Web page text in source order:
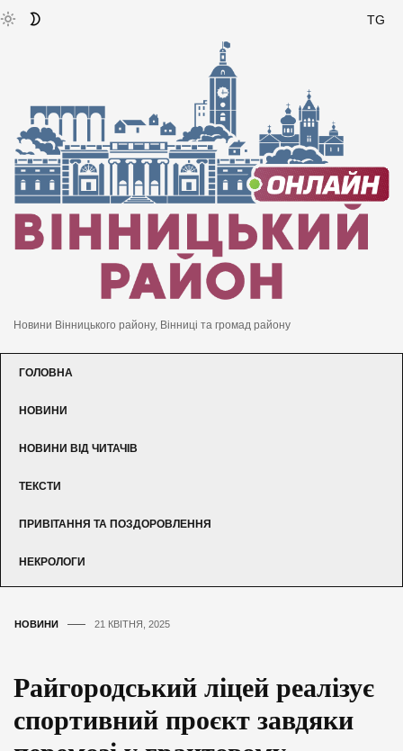
TG
Новини Вінницького району, Вінниці та громад району
ГОЛОВНА
НОВИНИ
НОВИНИ ВІД ЧИТАЧІВ
ТЕКСТИ
ПРИВІТАННЯ ТА ПОЗДОРОВЛЕННЯ
НЕКРОЛОГИ
НОВИНИ 21 КВІТНЯ, 2025
Райгородський ліцей реалізує
спортивний проєкт завдяки